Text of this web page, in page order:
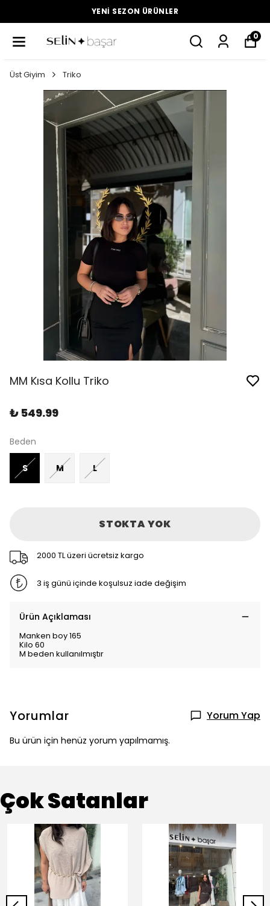
YENI SEZON ÜRÜNLER
0
Üst Giyim Triko
MM Kısa Kollu Triko
₺ 549.99
Beden
S M L
STOKTA YOK
2000 TL üzeri ücretsiz kargo
3 iş günü içinde koşulsuz iade değişim
Ürün Açıklaması
Manken boy 165
Kilo 60
M beden kullanılmıştır
Yorumlar Yorum Yap
Bu ürün için henüz yorum yapılmamış.
Çok Satanlar